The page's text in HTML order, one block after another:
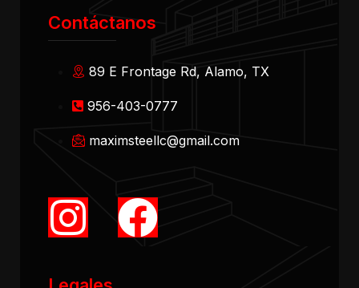
Contáctanos
89 E Frontage Rd, Alamo, TX
956-403-0777
maximsteellc@gmail.com